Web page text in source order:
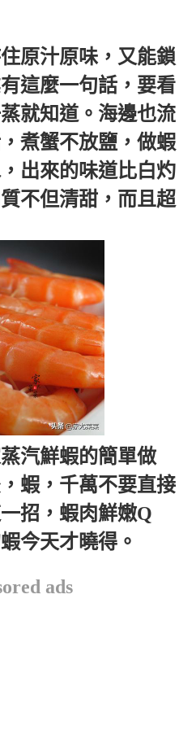
原汁原味，又能鎖
這麼一句話，要看
就知道。海邊也流
煮蟹不放鹽，做蝦
出來的味道比白灼
不但清甜，而且超
汽鮮蝦的簡單做
蝦，千萬不要直接
招，蝦肉鮮嫩Q
今天才曉得。
ads